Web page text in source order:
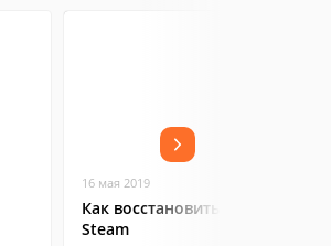
16 мая 2019
Как восстановить аккаунт в
Steam